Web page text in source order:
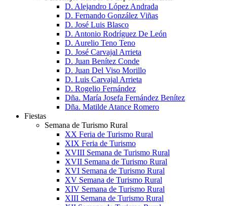
D. Alejandro López Andrada
D. Fernando González Viñas
D. José Luis Blasco
D. Antonio Rodríguez De León
D. Aurelio Teno Teno
D. José Carvajal Arrieta
D. Juan Benítez Conde
D. Juan Del Viso Morillo
D. Luis Carvajal Arrieta
D. Rogelio Fernández
Dña. María Josefa Fernández Benítez
Dña. Matilde Atance Romero
Fiestas
Semana de Turismo Rural
XX Feria de Turismo Rural
XIX Feria de Turismo
XVIII Semana de Turismo Rural
XVII Semana de Turismo Rural
XVI Semana de Turismo Rural
XV Semana de Turismo Rural
XIV Semana de Turismo Rural
XIII Semana de Turismo Rural